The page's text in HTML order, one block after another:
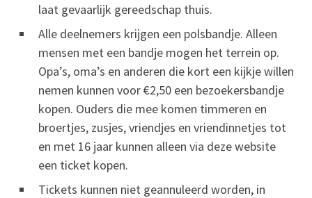
laat gevaarlijk gereedschap thuis.
Alle deelnemers krijgen een polsbandje. Alleen
mensen met een bandje mogen het terrein op.
Opa’s, oma’s en anderen die kort een kijkje willen
nemen kunnen voor €2,50 een bezoekersbandje
kopen. Ouders die mee komen timmeren en
broertjes, zusjes, vriendjes en vriendinnetjes tot
en met 16 jaar kunnen alleen via deze website
een ticket kopen.
Tickets kunnen niet geannuleerd worden, in